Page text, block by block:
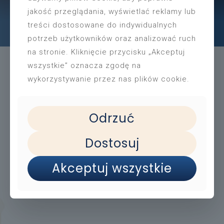
78-100 Kołobrzeg
Deklaracja dostępności
Polityka prywatności
RODO
jakość przeglądania, wyświetlać reklamy lub
treści dostosowane do indywidualnych
potrzeb użytkowników oraz analizować ruch
na stronie. Kliknięcie przycisku „Akceptuj
wszystkie” oznacza zgodę na
wykorzystywanie przez nas plików cookie.
Odrzuć
Dostosuj
Akceptuj wszystkie